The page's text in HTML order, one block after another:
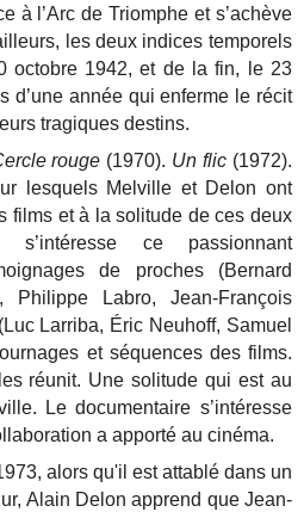
à l’Arc de Triomphe et s’achève
les deux indices temporels
octobre 1942, et de la fin, le 23
d’une année qui enferme le récit
tragiques destins.
rouge (1970). Un flic (1972).
lesquels Melville et Delon ont
films et à la solitude de ces deux
ce passionnant
de proches (Bernard
Philippe Labro, Jean-François
Larriba, Éric Neuhoff, Samuel
et séquences des films.
réunit. Une solitude qui est au
Le documentaire s’intéresse
a apporté au cinéma.
alors qu'il est attablé dans un
Alain Delon apprend que Jean-